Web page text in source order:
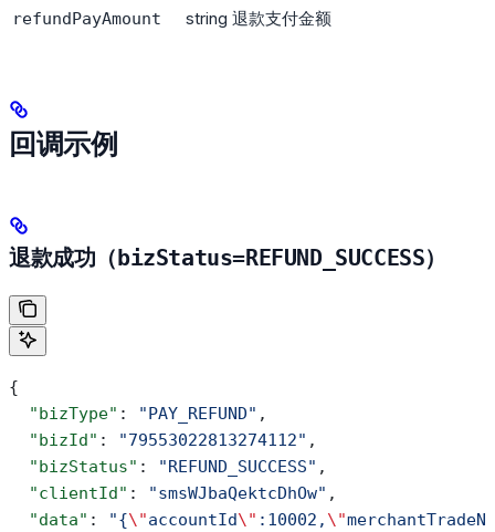
refundPayAmount string 退款支付金额
回调示例
退款成功（bizStatus=REFUND_SUCCESS）
{
  "bizType"
: "PAY_REFUND" ,
  "bizId"
: "79553022813274112" ,
  "bizStatus"
: "REFUND_SUCCESS" ,
  "clientId"
: "smsWJbaQektcDhOw" ,
  "data"
: "{\"accountId\" :10002, \"merchantTradeNo